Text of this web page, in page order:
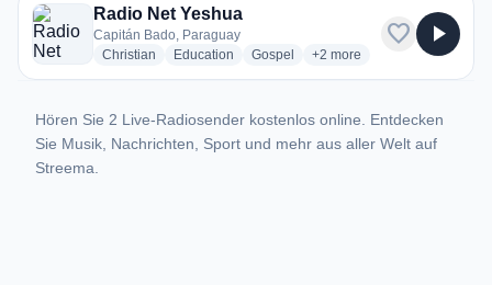
Radio Net Yeshua
Capitán Bado, Paraguay
Christian radio stations
Education radio stations
Gospel radio stations
+2 more genres for Radio Net
more
favorite play_arrow
Hören Sie 2 Live-Radiosender kostenlos online. Entdecken
Sie Musik, Nachrichten, Sport und mehr aus aller Welt auf
Streema.